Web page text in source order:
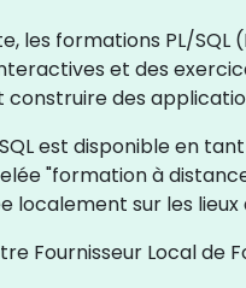
les formations PL/
et des
construire des
est disponible en
"formation à
localement sur les
Fournisseur Local de